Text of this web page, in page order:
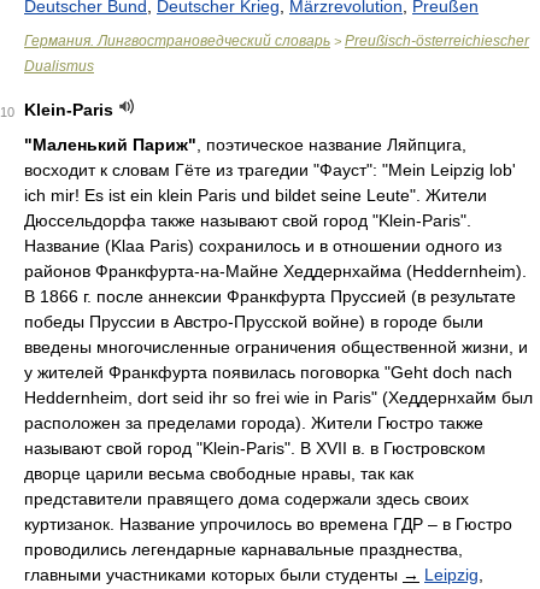
Deutscher Bund
Deutscher Krieg Märzrevolution Preußen
Германия. Лингвострановедческий словарь > Preußisch-österreichiescher
Dualismus
10
Klein-Paris
"Маленький Париж" , поэтическое название Ляйпцига,
восходит к словам Гёте из трагедии "Фауст": "Mein Leipzig lob'
ich mir! Es ist ein klein Paris und bildet seine Leute". Жители
Дюссельдорфа также называют свой город "Klein-Paris".
Название (Klaa Paris) сохранилось и в отношении одного из
районов Франкфурта-на-Майне Хеддернхайма (Heddernheim).
В 1866 г. после аннексии Франкфурта Пруссией (в результате
победы Пруссии в Австро-Прусской войне) в городе были
введены многочисленные ограничения общественной жизни, и
у жителей Франкфурта появилась поговорка "Geht doch nach
Heddernheim, dort seid ihr so frei wie in Paris" (Хеддернхайм был
расположен за пределами города). Жители Гюстро также
называют свой город "Klein-Paris". В XVII в. в Гюстровском
дворце царили весьма свободные нравы, так как
представители правящего дома содержали здесь своих
куртизанок. Название упрочилось во времена ГДР – в Гюстро
проводились легендарные карнавальные празднества,
главными участниками которых были студенты → Leipzig